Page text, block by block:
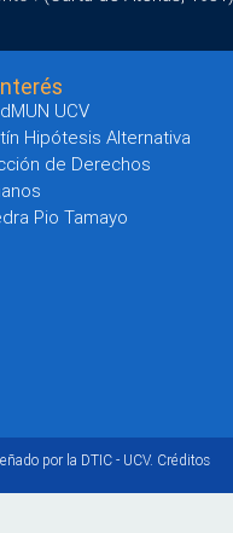
UCV
Hipótesis Alternativa
de Derechos
Pio Tamayo
por la DTIC - UCV. Créditos